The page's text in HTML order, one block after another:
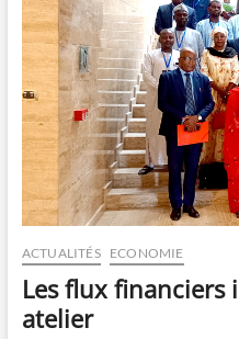
ACTUALITÉS ECONOMIE
Les flux financiers
atelier